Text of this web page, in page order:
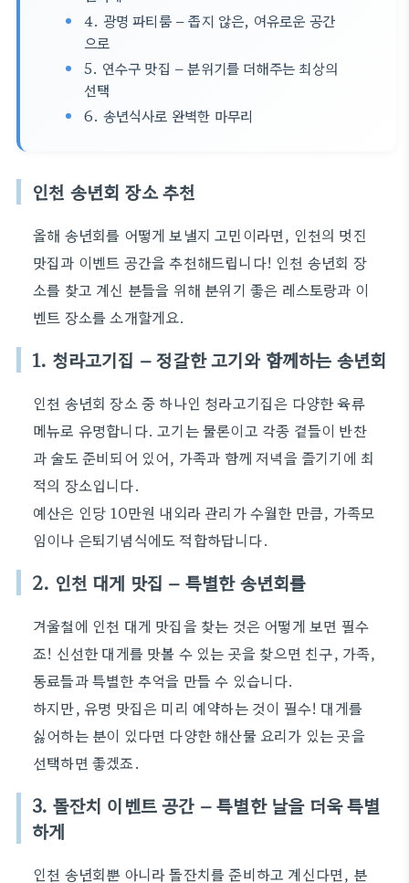
4. 광명 파티룸 – 좁지 않은, 여유로운 공간
으로
5. 연수구 맛집 – 분위기를 더해주는 최상의
선택
6. 송년식사로 완벽한 마무리
인천 송년회 장소 추천
올해 송년회를 어떻게 보낼지 고민이라면, 인천의 멋진
맛집과 이벤트 공간을 추천해드립니다! 인천 송년회 장
소를 찾고 계신 분들을 위해 분위기 좋은 레스토랑과 이
벤트 장소를 소개할게요.
1. 청라고기집 – 정갈한 고기와 함께하는 송년회
인천 송년회 장소 중 하나인 청라고기집은 다양한 육류
메뉴로 유명합니다. 고기는 물론이고 각종 곁들이 반찬
과 술도 준비되어 있어, 가족과 함께 저녁을 즐기기에 최
적의 장소입니다.
예산은 인당 10만원 내외라 관리가 수월한 만큼, 가족모
임이나 은퇴기념식에도 적합하답니다.
2. 인천 대게 맛집 – 특별한 송년회를
겨울철에 인천 대게 맛집을 찾는 것은 어떻게 보면 필수
죠! 신선한 대게를 맛볼 수 있는 곳을 찾으면 친구, 가족,
동료들과 특별한 추억을 만들 수 있습니다.
하지만, 유명 맛집은 미리 예약하는 것이 필수! 대게를
싫어하는 분이 있다면 다양한 해산물 요리가 있는 곳을
선택하면 좋겠죠.
3. 돌잔치 이벤트 공간 – 특별한 날을 더욱 특별
하게
인천 송년회뿐 아니라 돌잔치를 준비하고 계신다면, 분